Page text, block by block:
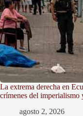
La extrema derecha en
crímenes del imperialismo
agosto 2, 2026